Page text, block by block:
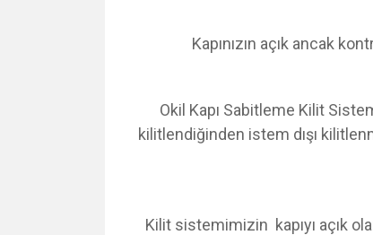
Kapınızın açık ancak
Okil Kapı Sabitleme Kilit
kilitlendiğinden istem dışı
Kilit sistemimizin kapıyı açık